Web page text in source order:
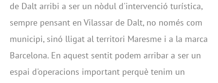
de Dalt arribi a ser un nòdul d'intervenció turística,
sempre pensant en Vilassar de Dalt, no només com
municipi, sinó lligat al territori Maresme i a la marca
Barcelona. En aquest sentit podem arribar a ser un
espai d'operacions important perquè tenim un